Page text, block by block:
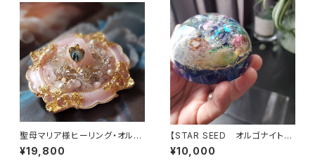
聖母マリア様ヒーリング・オルゴ
ナイト～マリアピンクの光～
¥19,800
【STAR SEED オルゴナイト】
～あなたへのメッセージ付き
¥10,000